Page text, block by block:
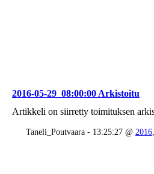
2016-05-29_08:00:00 Arkistoitu
Artikkeli on siirretty toimituksen
Taneli_Poutvaara - 13:25:27 @ 2016